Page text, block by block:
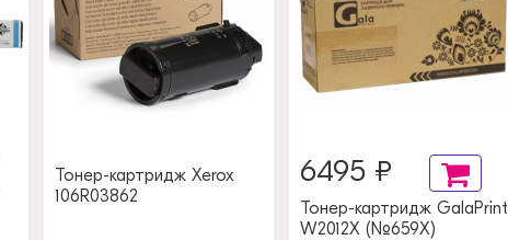
Тонер-картридж Xerox
106R03862
6495 ₽
Тонер-картридж GalaPrint
W2012X (№659X)